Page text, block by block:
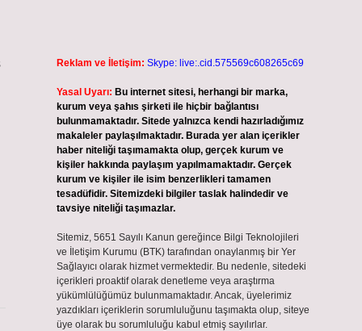
Reklam ve İletişim: Skype: live:.cid.575569c608265c69
Yasal Uyarı: Bu internet sitesi, herhangi bir marka,
kurum veya şahıs şirketi ile hiçbir bağlantısı
bulunmamaktadır. Sitede yalnızca kendi hazırladığımız
makaleler paylaşılmaktadır. Burada yer alan içerikler
haber niteliği taşımamakta olup, gerçek kurum ve
kişiler hakkında paylaşım yapılmamaktadır. Gerçek
kurum ve kişiler ile isim benzerlikleri tamamen
tesadüfidir. Sitemizdeki bilgiler taslak halindedir ve
tavsiye niteliği taşımazlar.
Sitemiz, 5651 Sayılı Kanun gereğince Bilgi Teknolojileri
ve İletişim Kurumu (BTK) tarafından onaylanmış bir Yer
Sağlayıcı olarak hizmet vermektedir. Bu nedenle, sitedeki
içerikleri proaktif olarak denetleme veya araştırma
yükümlülüğümüz bulunmamaktadır. Ancak, üyelerimiz
yazdıkları içeriklerin sorumluluğunu taşımakta olup, siteye
üye olarak bu sorumluluğu kabul etmiş sayılırlar.